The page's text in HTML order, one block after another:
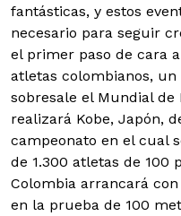
fantásticas, y estos
necesario para seguir
el primer paso de cara
atletas colombianos, un
sobresale el Mundial de
realizará Kobe, Japón,
campeonato en el cual
de 1.300 atletas de 100
Colombia arrancará
en la prueba de 100